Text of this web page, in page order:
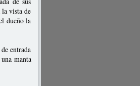
la vista de
dueño la
entrada
manta